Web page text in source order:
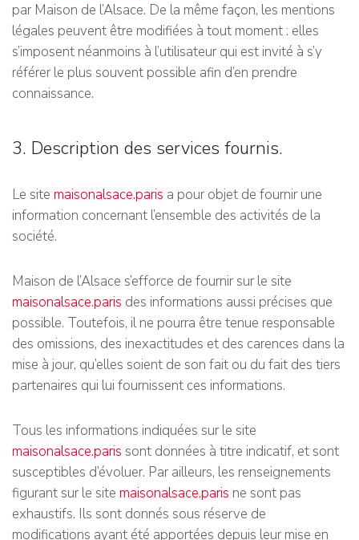
par Maison de l’Alsace. De la même façon, les mentions
légales peuvent être modifiées à tout moment : elles
s’imposent néanmoins à l’utilisateur qui est invité à s’y
référer le plus souvent possible afin d’en prendre
connaissance.
3. Description des services fournis.
Le site maisonalsace.paris a pour objet de fournir une
information concernant l’ensemble des activités de la
société.
Maison de l’Alsace s’efforce de fournir sur le site
maisonalsace.paris des informations aussi précises que
possible. Toutefois, il ne pourra être tenue responsable
des omissions, des inexactitudes et des carences dans la
mise à jour, qu’elles soient de son fait ou du fait des tiers
partenaires qui lui fournissent ces informations.
Tous les informations indiquées sur le site
maisonalsace.paris sont données à titre indicatif, et sont
susceptibles d’évoluer. Par ailleurs, les renseignements
figurant sur le site maisonalsace.paris ne sont pas
exhaustifs. Ils sont donnés sous réserve de
modifications ayant été apportées depuis leur mise en